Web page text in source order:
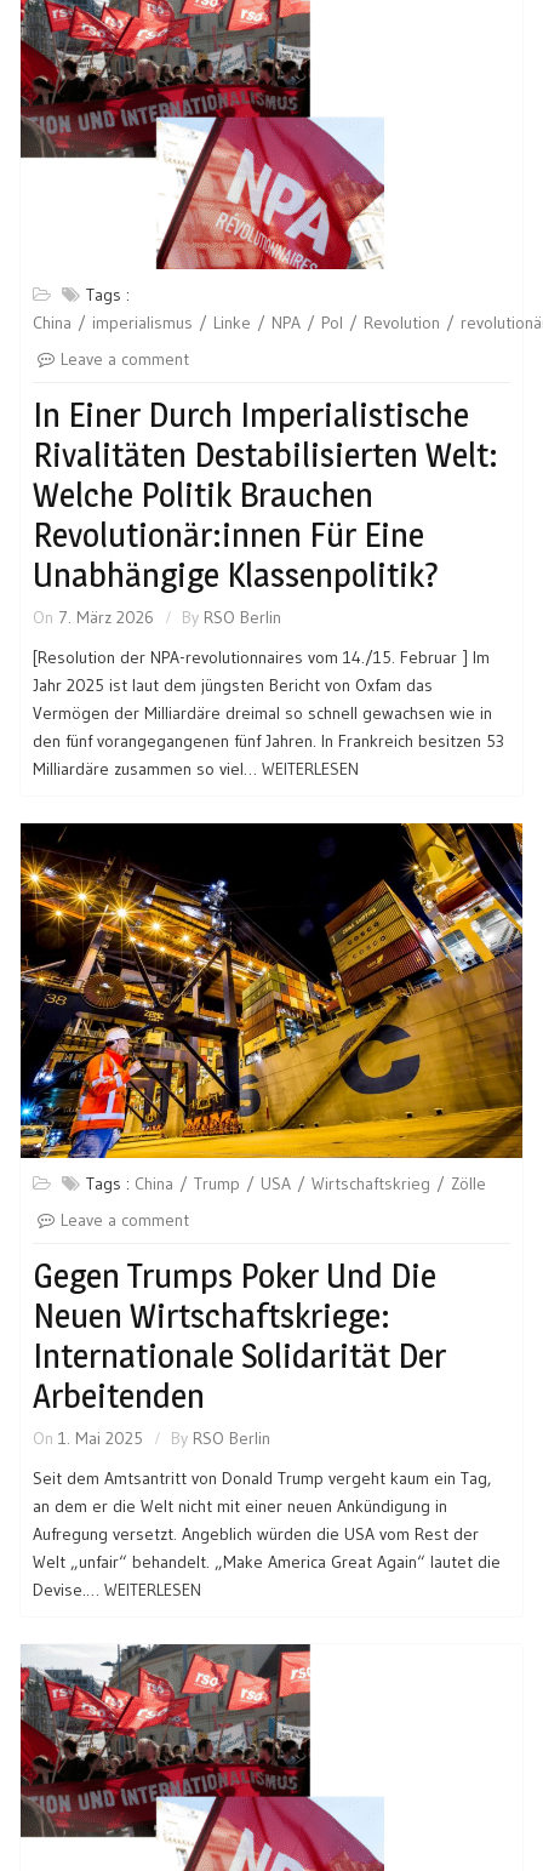
Tags :
China
imperialismus Linke NPA Pol Revolution
Leave a comment
In Einer Durch Imperialistische
Rivalitäten Destabilisierten Welt:
Welche Politik Brauchen
Revolutionär:innen Für Eine
Unabhängige Klassenpolitik?
On 7. März 2026 By RSO Berlin
[Resolution der NPA-revolutionnaires vom 14./15. Februar ] Im
Jahr 2025 ist laut dem jüngsten Bericht von Oxfam das
Vermögen der Milliardäre dreimal so schnell gewachsen wie in
den fünf vorangegangenen fünf Jahren. In Frankreich besitzen 53
Milliardäre zusammen so viel… WEITERLESEN
Tags : China Trump USA Wirtschaftskrieg
Zölle
Leave a comment
Gegen Trumps Poker Und Die
Neuen Wirtschaftskriege:
Internationale Solidarität Der
Arbeitenden
On 1. Mai 2025 By RSO Berlin
Seit dem Amtsantritt von Donald Trump vergeht kaum ein Tag,
an dem er die Welt nicht mit einer neuen Ankündigung in
Aufregung versetzt. Angeblich würden die USA vom Rest der
Welt „unfair“ behandelt. „Make America Great Again“ lautet die
Devise.… WEITERLESEN